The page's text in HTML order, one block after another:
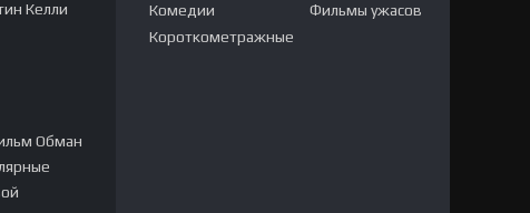
Келли
Обман
Комедии
Короткометражные
Фильмы ужасов